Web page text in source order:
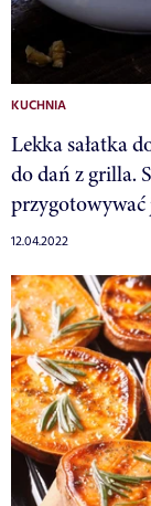
KUCHNIA
Lekka sałatka
do dań z grilla.
12.04.2022